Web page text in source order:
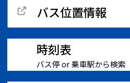
バス位置情報
時刻表
バス停 or 乗車駅から検索